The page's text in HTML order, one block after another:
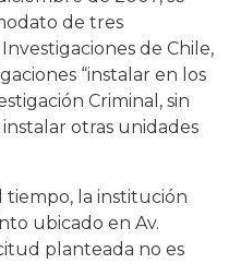
de tres
de Chile,
“instalar en los
Criminal, sin
otras unidades
tiempo, la institución
ubicado en Av.
planteada no es